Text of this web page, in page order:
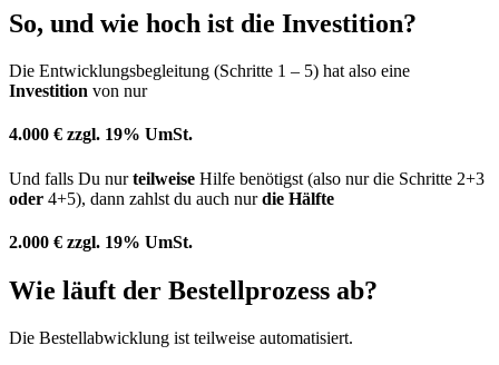
So, und wie hoch ist die Investition?
Die Entwicklungsbegleitung (Schritte 1 – 5) hat also eine
Investition von nur
4.000 € zzgl. 19% UmSt.
Und falls Du nurteilweise Hilfe benötigst (also nur die Schritte 2+3
oder 4+5), dann zahlst du auch nurdie Hälfte
2.000 € zzgl. 19% UmSt.
Wie läuft der Bestellprozess ab?
Die Bestellabwicklung ist teilweise automatisiert.